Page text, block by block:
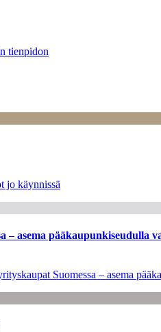
tienpidon
jo käynnissä
– asema pääkaupunkiseudulla
Suomessa – asema